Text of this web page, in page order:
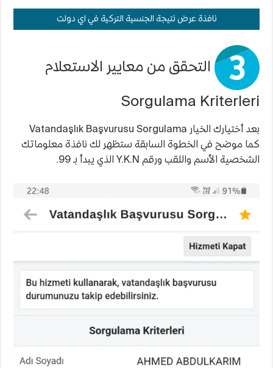
نافذة عرض نتيجة الجنسية التركية في اي دولت
التحقق من معايير الاستعلام
Sorgulama Kriterleri
بعد أختيارك الخيار Vatandaşlık Başvurusu Sorgulama
كما موضح في الخطوة السابقة ستظهر لك نافذة معلوماتك
الشخصية الأسم واللقب ورقم Y.K.N الذي يبدأ بـ 99.